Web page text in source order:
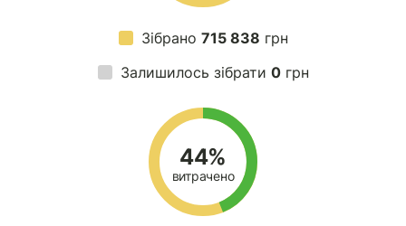
Зібрано 715 838 грн
Залишилось зібрати 0грн
44%
витрачено